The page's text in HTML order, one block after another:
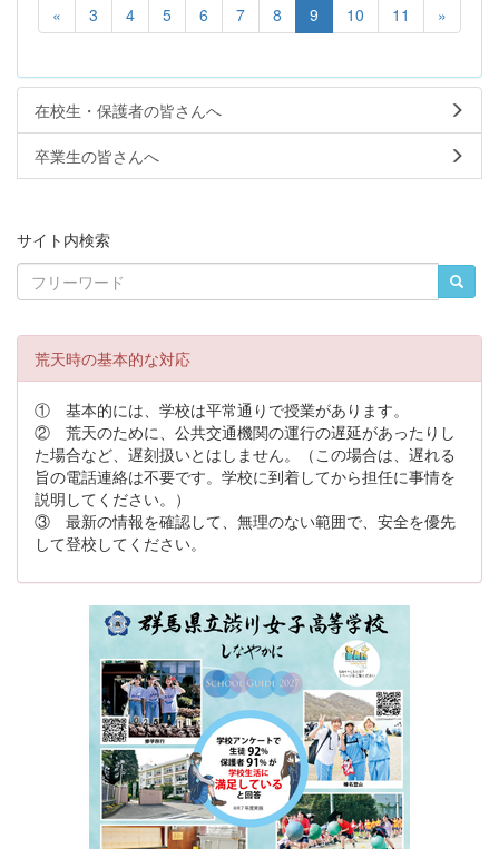
« 3 4 5 6 7 8 9 10 11 »
在校生・保護者の皆さんへ
卒業生の皆さんへ
サイト内検索
荒天時の基本的な対応
① 基本的には、学校は平常通りで授業があります。
② 荒天のために、公共交通機関の運行の遅延があったりし
た場合など、遅刻扱いとはしません。（この場合は、遅れる
旨の電話連絡は不要です。学校に到着してから担任に事情を
説明してください。）
③ 最新の情報を確認して、無理のない範囲で、安全を優先
して登校してください。